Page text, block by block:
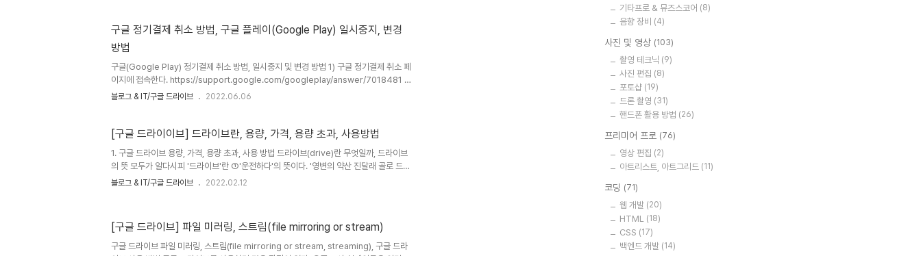
구글 정기결제 취소 방법, 구글 플레이(Google Play) 일시중지, 변경
방법
구글(Google Play) 정기결제 취소 방법, 일시중지 및 변경 방법 1) 구글 정기결제 취소 페
이지에 접속한다. https://support.google.com/googleplay/answer/7018481 위
화면에서 '정기 결제 취소' 버튼을 누른다. 2) 계속 '계속' 혹은 '다시 시작' 버튼을 누른다.
이용 중인 정기결제 항목이 표시되면 취소하기를 원하는 항목에 체크한다. 5) 취소할 항목
제 취소' 버튼..
블로그 & IT/구글 드라이브 2022.06.06
[구글 드라이이브] 드라이브란, 용량, 가격, 용량 초과, 사용방법
1. 구글 드라이브 용량, 가격, 용량 초과, 사용 방법 드라이브(drive)란 무엇일까, 드라이브
의 뜻 모두가 알다시피 '드라이브'란 ①'운전하다'의 뜻이다. '영변의 약산 진달래 골로 드라
이브 가자' 할 때는 명사로서의 ② '자동차를 타고 달리는 것'을 말한다. ③ 세 번째 뜻은 달
(drive)란 '구동장치' 즉 데이터를 읽고 기록할 수 있는 물리적인 장치, 즉 이러한 역할을 수
행하는 가상공간(웹)의 '저장장치'를 말한다. 구글..
블로그 & IT/구글 드라이브 2022.02.12
[구글 드라이브] 파일 미러링, 스트림(file mirroring or stream)
구글 드라이브 파일 미러링, 스트림(file mirroring or stream, streaming), 구글 드라
기타프로 & 뮤즈스코어 (8)
음향 장비 (4)
사진 및 영상 (103)
촬영 테크닉 (9)
사진 편집 (8)
포토샵 (19)
드론 촬영 (31)
핸드폰 활용 방법 (26)
프리미어 프로 (76)
영상 편집 (2)
아트리스트, 아트그리드 (11)
코딩 (71)
웹 개발 (20)
HTML (18)
CSS (17)
백엔드 개발 (14)